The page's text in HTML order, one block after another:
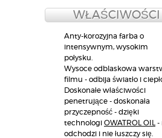
Temperatura aplikacji:
Czas schnięcia:24 do 48 godin
warstwy:24 do 48
WŁAŚCIWOŚCI
Anty-korozyjna farba o